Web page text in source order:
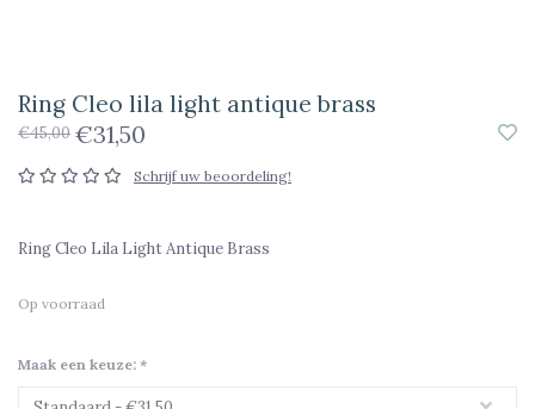
Ring Cleo lila light antique brass
€45,00 €31,50
Schrijf uw beoordeling!
Ring Cleo Lila Light Antique Brass
Op voorraad
Maak een keuze: *